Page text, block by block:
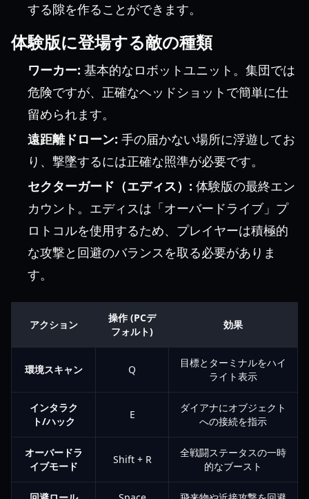
する隙を作ることができます。
体験版に登場する敵の種類
ワーカー: 基本的なロボットユニット。集団では
危険ですが、正確なヘッドショットで簡単に仕
留められます。
遠距離ドローン: 手の届かない場所に浮遊してお
り、撃墜するには正確な照準が必要です。
セクターガード（エディス）: 体験版の最終エン
カウント。エディスは「オーバードライブ」プ
ロトコルを使用するため、プレイヤーは積極的
な攻撃と回避のバランスを取る必要がありま
す。
アクション
操作 (PCデ
フォルト)
効果
環境スキャン Q
目標とターミナルをハイ
ライト表示
インタラク
ト/ハック
E
ダイアナにオブジェクト
への接続を指示
オーバードラ
イブモード
Shift + R
全戦闘ステータスの一時
的なブースト